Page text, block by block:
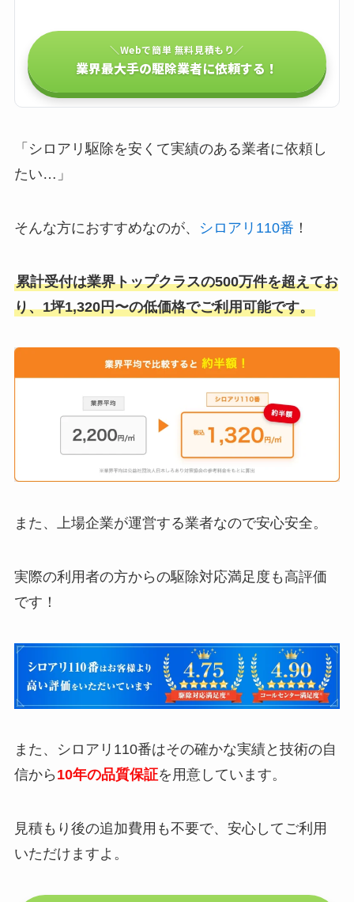
＼Webで簡単 無料見積もり／
業界最大手の駆除業者に依頼する！
「シロアリ駆除を安くて実績のある業者に依頼し
たい…」
そんな方におすすめなのが、 シロアリ110番 ！
累計受付は業界トップクラスの500万件を超えてお
り、1坪1,320円〜の低価格でご利用可能です。
また、上場企業が運営する業者なので安心安全。
実際の利用者の方からの駆除対応満足度も高評価
です！
また、シロアリ110番はその確かな実績と技術の自
信から 10年の品質保証を用意しています。
見積もり後の追加費用も不要で、安心してご利用
いただけますよ。